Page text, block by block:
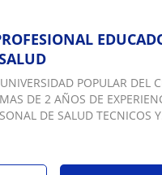
POPULAR DEL
DE 2 AÑOS DE
DE SALUD TECNICOS